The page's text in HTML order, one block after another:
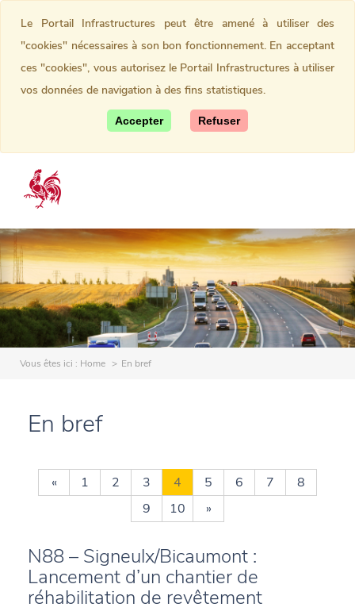
Vous êtes ici : Home En bref
En bref
« 1 2 3 4 5 6 7
8
9
10 »
N88 – Signeulx/Bicaumont :
Lancement d’un chantier de
réhabilitation de revêtement
Le Portail Infrastructures peut être amené à utiliser des
"cookies" nécessaires à son bon fonctionnement. En acceptant
ces "cookies", vous autorisez le Portail Infrastructures à utiliser
vos données de navigation à des fins statistiques.
Accepter Refuser